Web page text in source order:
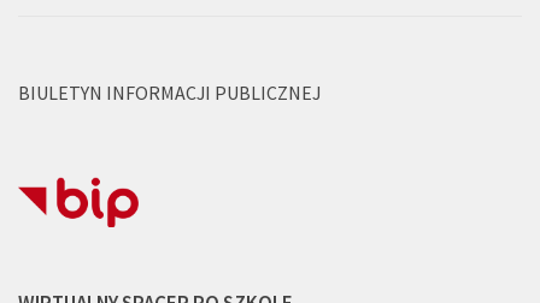
BIULETYN INFORMACJI PUBLICZNEJ